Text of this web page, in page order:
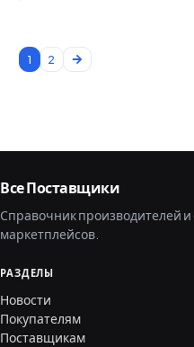
1 2
Все Поставщики
Справочник производителей и
маркетплейсов.
РАЗДЕЛЫ
Новости
Покупателям
Поставщикам